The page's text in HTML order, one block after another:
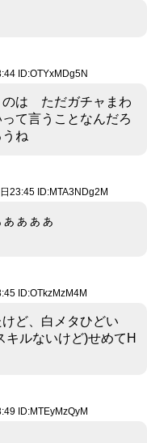
ID:OTYxMDg5N
のは ただガチャまわ
て言うことなんだろ
ね
23:45 ID:MTA3NDg2M
ぁぁぁ
ID:OTkzMzM4M
ど、白メタひどい
キルないけど)せめてH
ID:MTEyMzQyM